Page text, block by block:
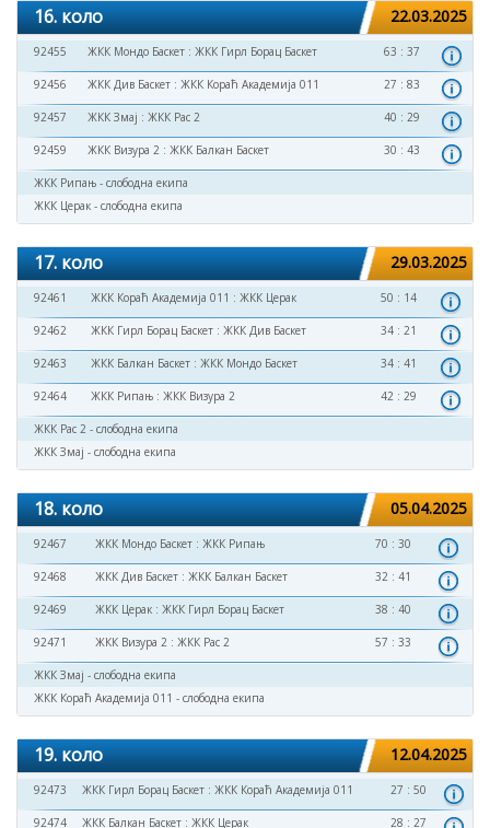
16. коло 22.03.2025
92455 ЖКК Мондо Баскет : ЖКК Гирл Борац Баскет 63 : 37
92456 ЖКК Див Баскет : ЖКК Кораћ Академија 011 27 : 83
92457 ЖКК Змај : ЖКК Рас 2 40 : 29
92459 ЖКК Визура 2 : ЖКК Балкан Баскет 30 : 43
ЖКК Рипањ - слободна екипа
ЖКК Церак - слободна екипа
17. коло 29.03.2025
92461 ЖКК Кораћ Академија 011 : ЖКК Церак 50 : 14
92462 ЖКК Гирл Борац Баскет : ЖКК Див Баскет 34 : 21
92463 ЖКК Балкан Баскет : ЖКК Мондо Баскет 34 : 41
92464 ЖКК Рипањ : ЖКК Визура 2 42 : 29
ЖКК Рас 2 - слободна екипа
ЖКК Змај - слободна екипа
18. коло 05.04.2025
92467 ЖКК Мондо Баскет : ЖКК Рипањ 70 : 30
92468 ЖКК Див Баскет : ЖКК Балкан Баскет 32 : 41
92469 ЖКК Церак : ЖКК Гирл Борац Баскет 38 : 40
92471 ЖКК Визура 2 : ЖКК Рас 2 57 : 33
ЖКК Змај - слободна екипа
ЖКК Кораћ Академија 011 - слободна екипа
19. коло 12.04.2025
92473 ЖКК Гирл Борац Баскет : ЖКК Кораћ Академија 011 27 : 50
92474 ЖКК Балкан Баскет : ЖКК Церак 28 : 27